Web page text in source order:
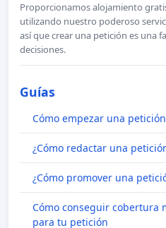
Proporcionamos alojamiento
utilizando nuestro poderoso
así que crear una petición es una
decisiones.
Guías
Cómo empezar una
¿Cómo redactar una
¿Cómo promover una
Cómo conseguir cobertura
para tu petición